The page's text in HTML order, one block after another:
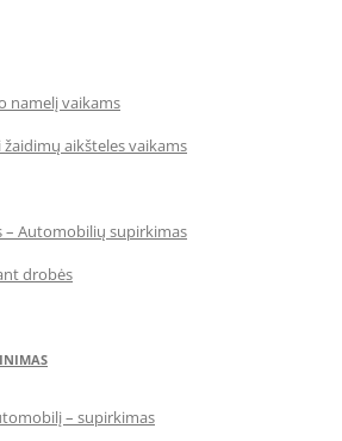
namelį vaikams
aikšteles vaikams
– Automobilių supirkimas
drobės
– supirkimas